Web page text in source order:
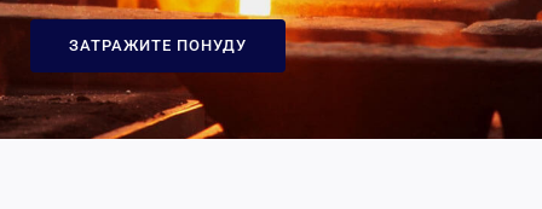
ЗАТРАЖИТЕ ПОНУДУ